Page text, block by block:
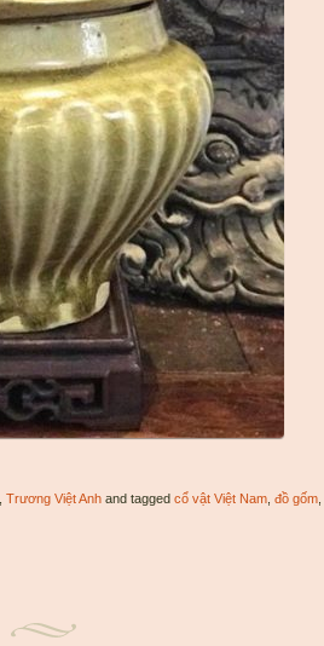
Trương Việt Anhand tagged cổ vật Việt Nam, đồ gốm,